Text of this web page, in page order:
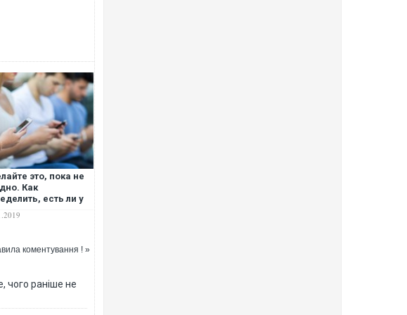
это, пока не
Как
есть ли у
коментування ! »
чого раніше не